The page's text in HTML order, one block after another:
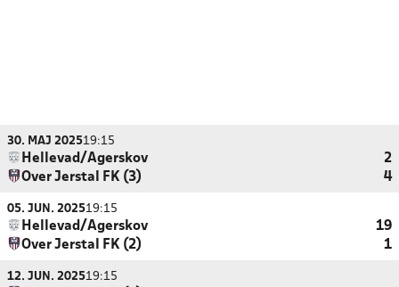
30. MAJ 202519:15
Hellevad/Agerskov
2
Over Jerstal FK (3)
4
05. JUN. 202519:15
Hellevad/Agerskov
19
Over Jerstal FK (2)
1
12. JUN. 202519:15